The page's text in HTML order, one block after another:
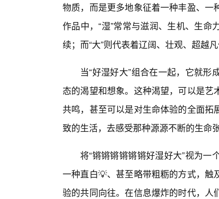
物质，而是更多地象征着一种丰盈、
作品中，“湿”常常与滋润、生机、生
续；而“大”则代表着辽阔、壮观、超越
当“好湿好大”组合在一起，它就
态的渴望和想象。这种渴望，可以是
共鸣，甚至可以是对生命体验的全面
致的生活，去感受那种源源不断的生命
将“锵锵锵锵锵锵好湿好大”视为
一种直白💡、甚至略带粗粝的方式，
验的共同向往。在信息爆炸的时代，